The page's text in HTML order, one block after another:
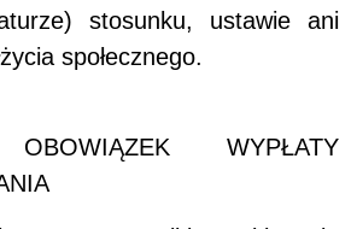
stosunku, ustawie ani
społecznego.
OBOWIĄZEK WYPŁATY